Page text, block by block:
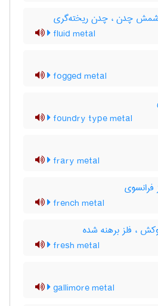
چدن ، چدن ریخته‌گری
fluid metal
fogged metal
foundry type metal
frary metal
فرانسوی
french metal
، فلز برهنه شده
fresh metal
gallimore metal